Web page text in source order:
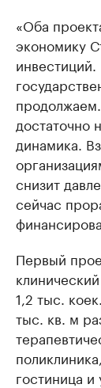
«Оба
экономику
достаточно
динамика.
снизит
сейчас
Первый
1,2 тыс.
тыс. кв. м
гостиница